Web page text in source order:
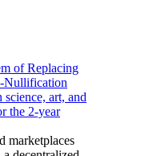
of Replacing
Nullification
art, and
the 2-year
marketplaces